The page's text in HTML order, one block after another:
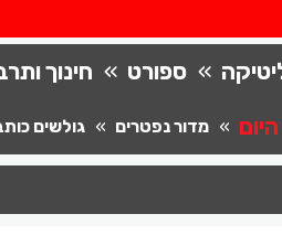
ספורט חינוך
מדור נפטרים גולשים